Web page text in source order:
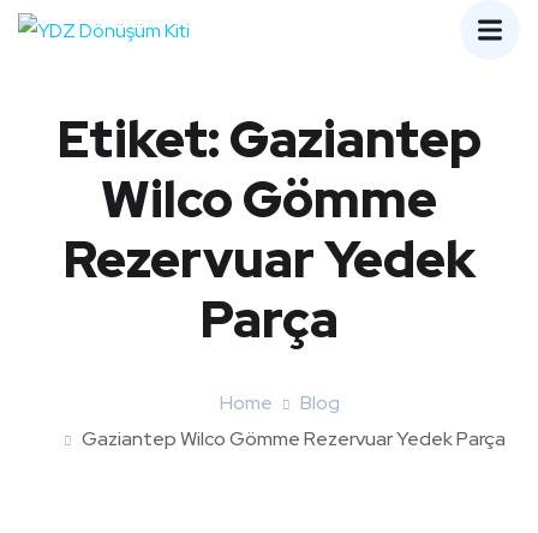
Etiket:Gaziantep
Wilco Gömme
Rezervuar Yedek
Parça
Home
Blog
Gaziantep Wilco Gömme Rezervuar Yedek Parça